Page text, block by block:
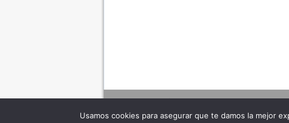
Usamos cookies para asegurar que te damos la mejor